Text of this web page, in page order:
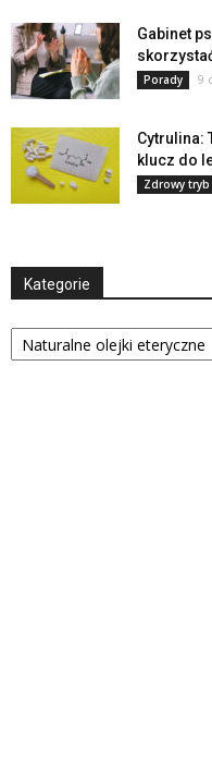
Gabinet
Porady 9
Cytrulina:
klucz do
Zdrowy tryb
Kategorie
Kategorie